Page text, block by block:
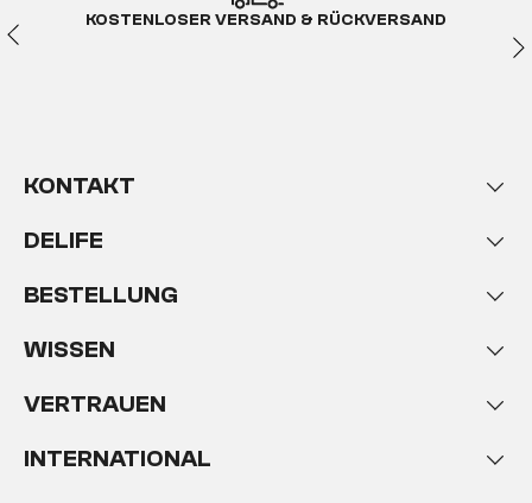
KOSTENLOSER VERSAND & RÜCKVERSAND
KONTAKT
DELIFE
BESTELLUNG
WISSEN
VERTRAUEN
INTERNATIONAL